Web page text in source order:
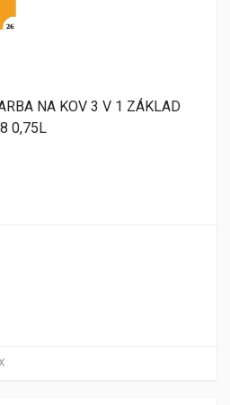
NA KOV 3 V 1 ZÁKLAD
0,75L